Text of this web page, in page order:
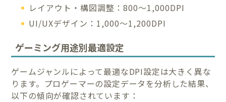
レイアウト・構図調整：800〜1,000DPI
UI/UXデザイン：1,000〜1,200DPI
ゲーミング用途別最適設定
ゲームジャンルによって最適なDPI設定は大きく異な
ります。プロゲーマーの設定データを分析した結果、
以下の傾向が確認されています：